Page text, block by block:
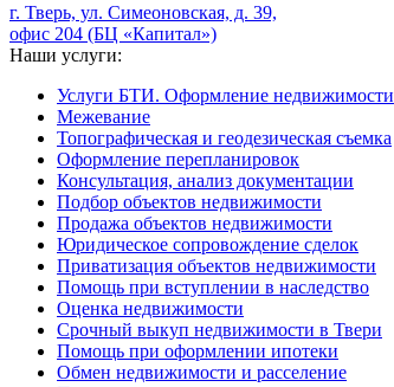
г. Тверь, ул. Симеоновская, д. 39,
офис 204 (БЦ «Капитал»)
Наши услуги:
Услуги БТИ. Оформление недвижимости
Межевание
Топографическая и геодезическая съемка
Оформление перепланировок
Консультация, анализ документации
Подбор объектов недвижимости
Продажа объектов недвижимости
Юридическое сопровождение сделок
Приватизация объектов недвижимости
Помощь при вступлении в наследство
Оценка недвижимости
Срочный выкуп недвижимости в Твери
Помощь при оформлении ипотеки
Обмен недвижимости и расселение